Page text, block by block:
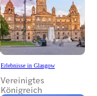
Erlebnisse in Glasgow
Vereinigtes
Königreich